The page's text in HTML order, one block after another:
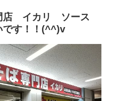
店 イカリ ソース
です！！(^^)v